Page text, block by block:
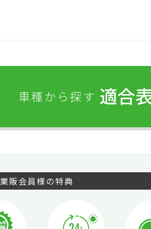
車種から探す 適合
業販会員様の特典